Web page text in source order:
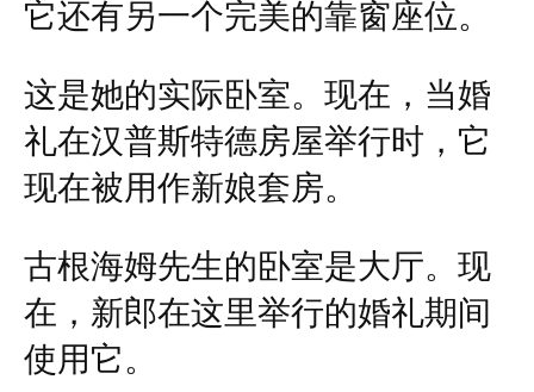
它还有另一个完美的靠窗座位。
这是她的实际卧室。现在，当婚
礼在汉普斯特德房屋举行时，它
现在被用作新娘套房。
古根海姆先生的卧室是大厅。现
在，新郎在这里举行的婚礼期间
使用它。